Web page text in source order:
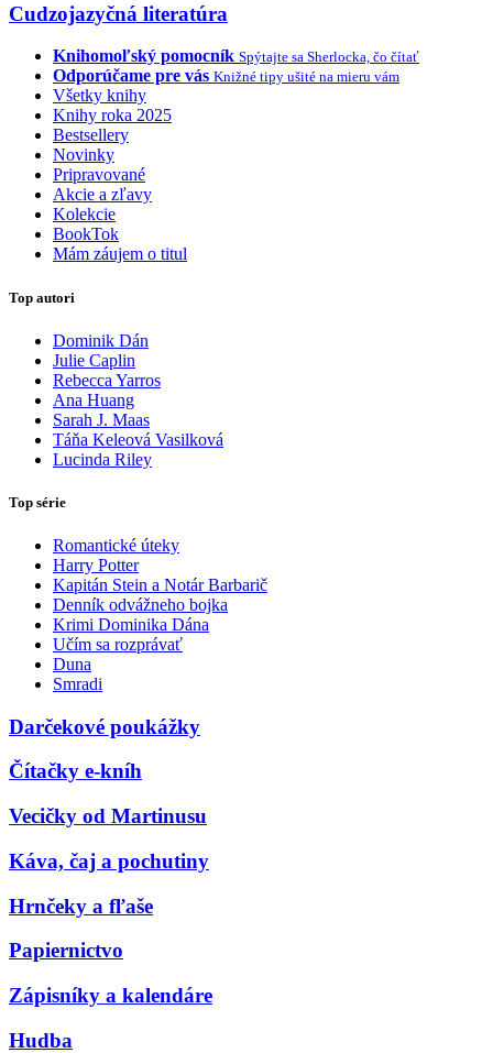
Cudzojazyčná literatúra
Knihomoľský pomocník Spýtajte sa Sherlocka, čo čítať
Odporúčame pre vás Knižné tipy ušité na mieru vám
Všetky knihy
Knihy roka 2025
Bestsellery
Novinky
Pripravované
Akcie a zľavy
Kolekcie
BookTok
Mám záujem o titul
Top autori
Dominik Dán
Julie Caplin
Rebecca Yarros
Ana Huang
Sarah J. Maas
Táňa Keleová Vasilková
Lucinda Riley
Top série
Romantické úteky
Harry Potter
Kapitán Stein a Notár Barbarič
Denník odvážneho bojka
Krimi Dominika Dána
Učím sa rozprávať
Duna
Smradi
Darčekové poukážky
Čítačky e-kníh
Vecičky od Martinusu
Káva, čaj a pochutiny
Hrnčeky a fľaše
Papiernictvo
Zápisníky a kalendáre
Hudba